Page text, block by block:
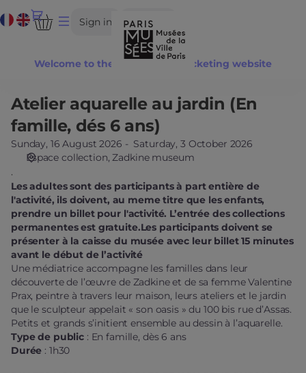
Welcome to the Paris Musées ticketing website
Current
Language
Dialog
Sign in Register
selection
11:00
Atelier
aquarelle
jardin
(En
famille,
dés
ans)]
Paris
Musées
Atelier
aquarelle
au
jardin
famille,
dés
6
ans)
Atelier aquarelle au jardin (En
famille, dés 6 ans)
Sunday, 16 August 2026
Saturday, 3 October 2026
Espace collection Zadkine museum
.
Les adultes sont des participants à part entière de
l'activité, ils doivent, au meme titre que les enfants,
prendre un billet pour l'activité. L’entrée des collections
permanentes est gratuite.Les participants doivent se
présenter à la caisse du musée avec leur billet 15 minutes
avant le début de l’activité
Une médiatrice accompagne les familles dans leur
découverte de l’œuvre de Zadkine et de sa femme Valentine
Prax, peintre à travers leur maison, leurs ateliers et le jardin
que le sculpteur appelait « son oasis » du 100 bis rue d’Assas.
Petits et grands s’initient ensemble au dessin à l’aquarelle.
Type de public : En famille, dès 6 ans
Durée : 1h30